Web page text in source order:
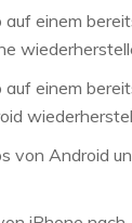
einem
einem
von Android